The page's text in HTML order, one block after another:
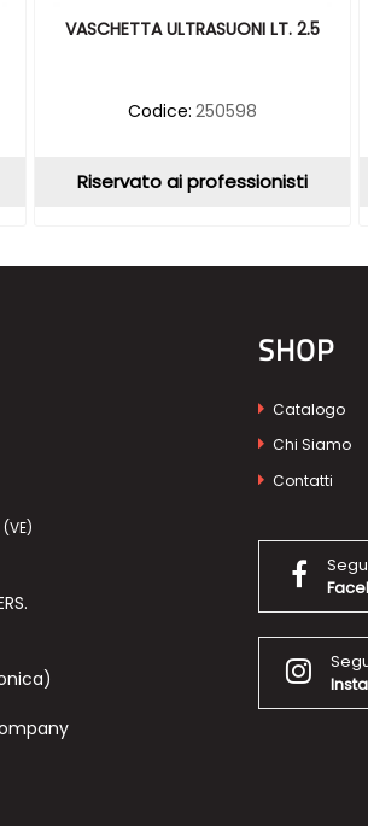
VASCHETTA ULTRASUONI LT. 2.5
Codice: 250598
Riservato ai professionisti
SHOP
Catalogo
Chi Siamo
Contatti